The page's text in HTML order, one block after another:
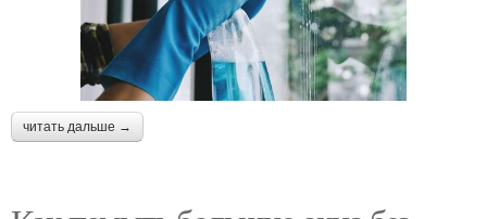
читать дальше →